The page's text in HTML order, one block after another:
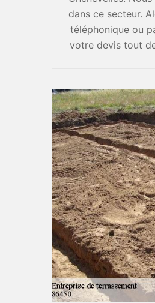
dans ce secteur.
téléphonique ou
votre devis tout